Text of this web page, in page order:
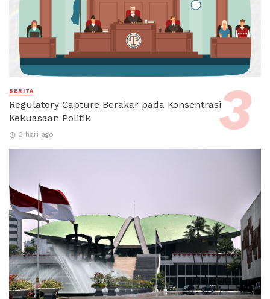
BERITA
Regulatory Capture Berakar pada Konsentrasi
Kekuasaan Politik
3 hari ago